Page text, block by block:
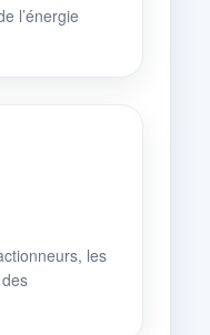
l’énergie
les